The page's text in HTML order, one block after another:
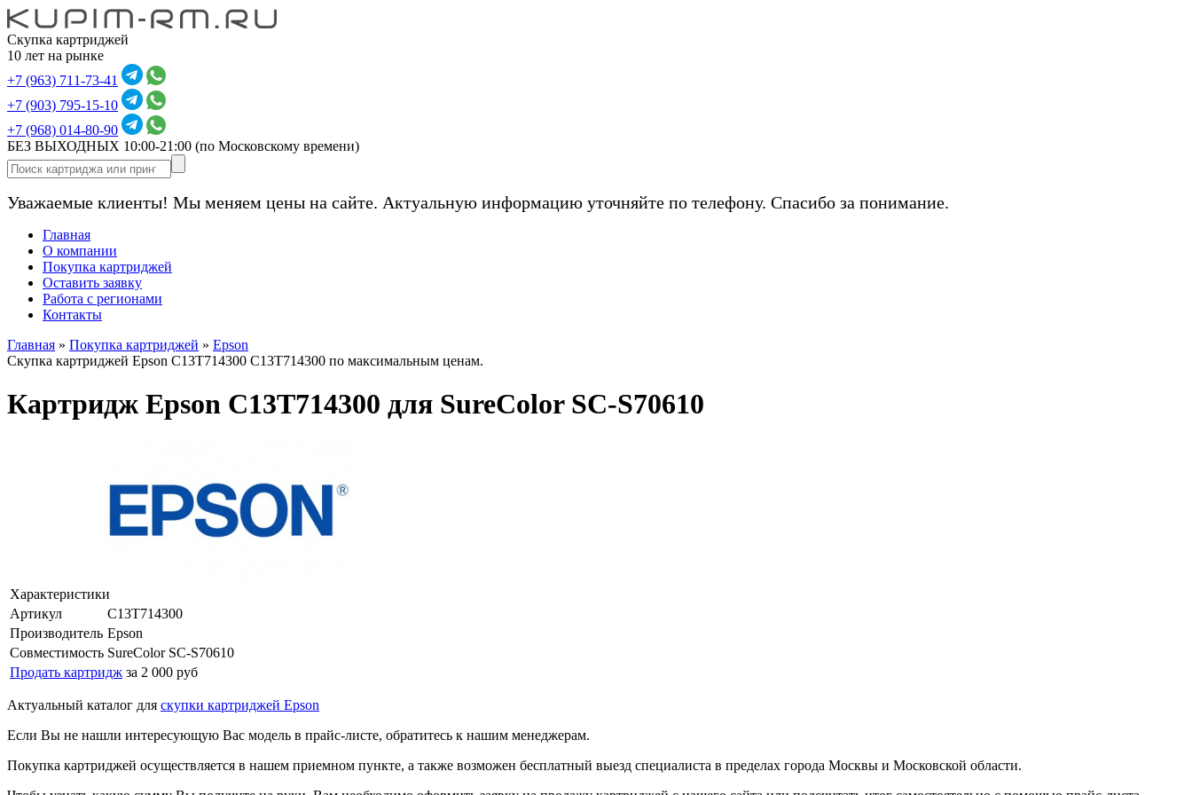
Скупка картриджей
10 лет на рынке
+7 (963) 711-73-41
+7 (903) 795-15-10
+7 (968) 014-80-90
БЕЗ ВЫХОДНЫХ 10:00-21:00 (по Московскому времени)
Уважаемые клиенты! Мы меняем цены на сайте. Актуальную информацию уточняйте по телефону. Спасибо за понимание.
Главная
О компании
Покупка картриджей
Оставить заявку
Работа с регионами
Контакты
Главная » Покупка картриджей » Epson
Скупка картриджей Epson C13T714300 C13T714300 по максимальным ценам.
Картридж Epson C13T714300 для SureColor SC-S70610
Характеристики
Артикул
C13T714300
Производитель Epson
Совместимость SureColor SC-S70610
Продать картридж за 2 000 руб
Актуальный каталог для скупки картриджей Epson
Если Вы не нашли интересующую Вас модель в прайс-листе, обратитесь к нашим менеджерам.
Покупка картриджей осуществляется в нашем приемном пункте, а также возможен бесплатный выезд специалиста в пределах города Москвы и Московской области.